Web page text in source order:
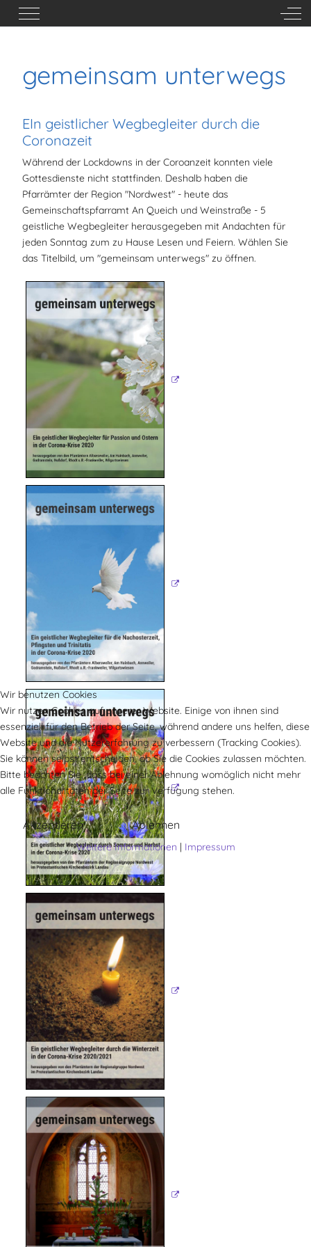
Mobile Menu Toggle Off-
gemeinsam unterwegs
EIn geistlicher Wegbegleiter durch die
Coronazeit
Während der Lockdowns in der Coroanzeit konnten viele
Gottesdienste nicht stattfinden. Deshalb haben die
Pfarrämter der Region "Nordwest" - heute das
Gemeinschaftspfarramt An Queich und Weinstraße - 5
geistliche Wegbegleiter herausgegeben mit Andachten für
jeden Sonntag zum zu Hause Lesen und Feiern. Wählen Sie
das Titelbild, um "gemeinsam unterwegs" zu öffnen.
Wir benutzen Cookies
Wir nutzen Cookies auf unserer Website. Einige von ihnen sind
essenziell für den Betrieb der Seite, während andere uns helfen, diese
Website und die Nutzererfahrung zu verbessern (Tracking Cookies).
Sie können selbst entscheiden, ob Sie die Cookies zulassen möchten.
Bitte beachten Sie, dass bei einer Ablehnung womöglich nicht mehr
alle Funktionalitäten der Seite zur Verfügung stehen.
Akzeptieren Ablehnen
Weitere Informationen | Impressum